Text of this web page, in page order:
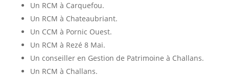
Un RCM à Carquefou.
Un RCM à Chateaubriant.
Un CCM à Pornic Ouest.
Un RCM à Rezé 8 Mai.
Un conseiller en Gestion de Patrimoine à Challans.
Un RCM à Challans.